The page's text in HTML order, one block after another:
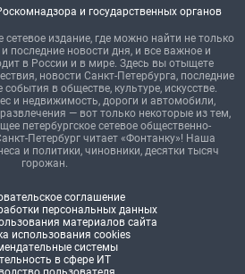
и государственных органов
сетевое издание, где можно найти не только
последние новости дня, и все важное и
в России и в мире. Здесь вы отыщете
новости Санкт-Петербурга, последние
в обществе, культуре, искусстве.
и недвижимость, дороги и автомобили,
— вот только некоторые из тем,
петербургское сетевое общественно-
Петербург читает «Фонтанку»! Наша
и политики, чиновники, десятки тысяч
горожан.
соглашение
персональных данных
материалов сайта
использования cookies
системы
в сфере ИТ